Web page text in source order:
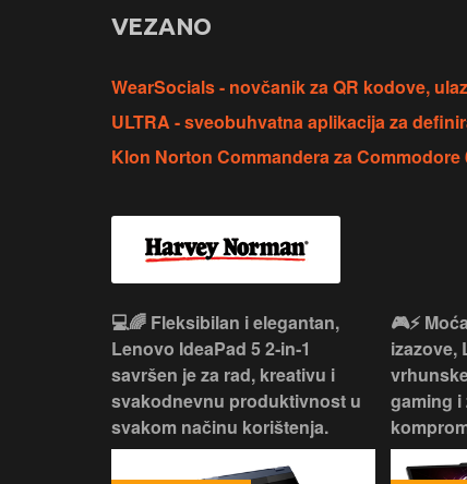
VEZANO
WearSocials - novčanik za QR kodove,
ULTRA - sveobuhvatna aplikacija za
Klon Norton Commandera za Commodore
💻🌈 Fleksibilan i elegantan,
Lenovo IdeaPad 5 2‑in‑1
savršen je za rad, kreativu i
svakodnevnu produktivnost u
svakom načinu korištenja.
🎮⚡
izazove,
gaming i